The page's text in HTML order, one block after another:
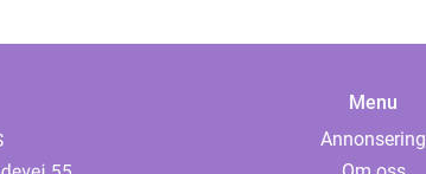
Menu
Annonsering